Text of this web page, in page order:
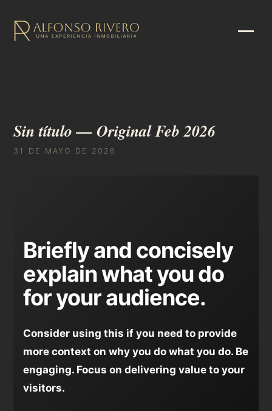
Sin título — Original Feb 2026
31 DE MAYO DE 2026
Briefly and concisely
explain what you do
for your audience.
Consider using this if you need to provide
more context on why you do what you do. Be
engaging. Focus on delivering value to your
visitors.